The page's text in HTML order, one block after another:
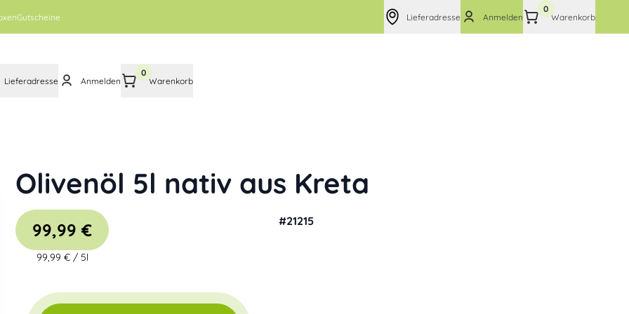
Gutscheine Lieferadresse Anmelden
0
Warenkorb
Lieferadresse Anmelden
0
Warenkorb
Olivenöl 5l nativ aus Kreta
#21215
99,99 €
99,99 €/ 5l